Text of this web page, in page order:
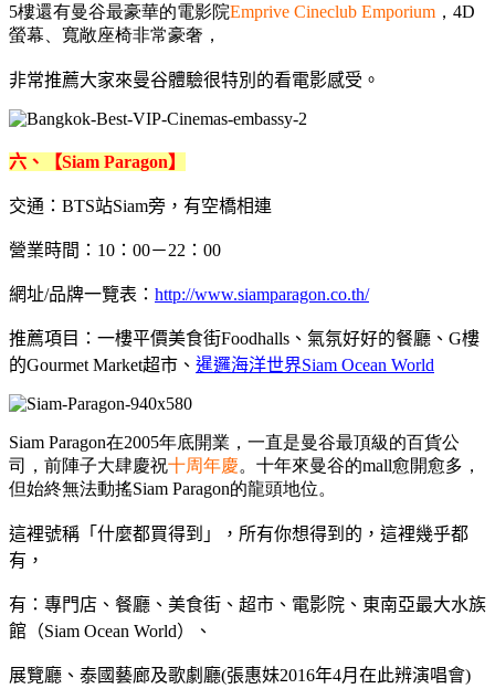
5樓還有曼谷最豪華的電影院Emprive Cineclub Emporium ，4D
螢幕、寬敞座椅非常豪奢，
非常推薦大家來曼谷體驗很特別的看電影感受。
六、【Siam Paragon】
交通：BTS站Siam旁，有空橋相連
營業時間：10：00－22：00
網址/品牌一覽表： http://www.siamparagon.co.th/
推薦項目：一樓平價美食街Foodhalls、氣氛好好的餐廳、G樓
的Gourmet Market超市、 暹邏海洋世界Siam Ocean World
Siam Paragon在2005年底開業，一直是曼谷最頂級的百貨公
司，前陣子大肆慶祝十周年慶。十年來曼谷的mall愈開愈多，
但始終無法動搖Siam Paragon的龍頭地位。
這裡號稱「什麼都買得到」，所有你想得到的，這裡幾乎都
有，
有：專門店、餐廳、美食街、超市、電影院、東南亞最大水族
館（Siam Ocean World）、
展覽廳、泰國藝廊及歌劇廳(張惠妹2016年4月在此辨演唱會)